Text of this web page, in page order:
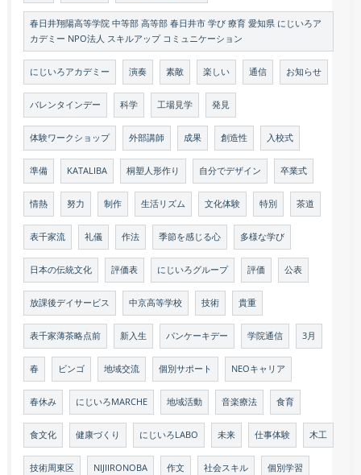
春日井翔陽高等学院 中等部 高等部 春日井市 学び 療育 愛知県 にじいろア
カデミー NPO法人 スキルアップ コミュニケーション
にじいろアカデミー 演奏 素敵 楽しい 通信 お知らせ
バレンタインデー 科学 工場見学 発見
体験ワークショップ 外部講師 成果 創造性 入校式
準備 KATALIBA 桐塑人形作り 自分でデザイン 卒業式
情熱 努力 制作 生活リズム 文化体験 特別 茶道
表千家流 礼儀 作法 季節を感じる心 多様な学び
日本の伝統文化 評価表 にじいろグループ 評価 公表
放課後デイサービス 中京高等学校 技術 貴重
表千家薄茶略点前 新入生 パンケーキデー 学院通信 3月
春 ビンゴ 地域交流 個別サポート NEOキャリア
春休み にじいろMARCHE 地域活動 音楽療法 食育
食文化 健康づくり にじいろLABO 未来 仕事体験 木工
技術周東区 NIJIIRONOBA 作文 社会スキル 個別学習